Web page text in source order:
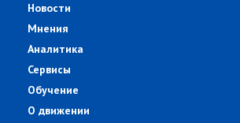
Новости
Мнения
Аналитика
Сервисы
Обучение
О движении